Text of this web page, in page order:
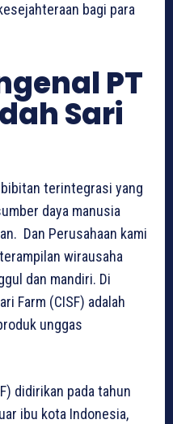
bagi para
PT
Sari
terintegrasi yang
daya manusia
Dan Perusahaan kami
wirausaha
dan mandiri. Di
Farm (CISF) adalah
unggas
didirikan pada tahun
ibu kota Indonesia,